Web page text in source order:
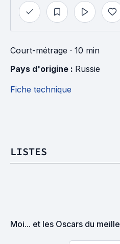
Court-métrage · 10 min
Pays d'origine : Russie
Fiche technique
LISTES
Moi... et les Oscars du